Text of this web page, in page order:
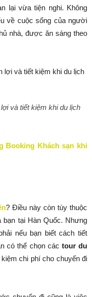
lại vừa tiện nghi. Không
về cuộc sống của người
nhà, được ăn sáng theo
và tiết kiệm khi du lịch
Booking Khách sạn khi
? Điều này còn tùy thuộc
tại Hàn Quốc. Nhưng
nếu bạn biết cách tiết
có thể chọn các tour du
kiệm chi phí cho chuyến đi